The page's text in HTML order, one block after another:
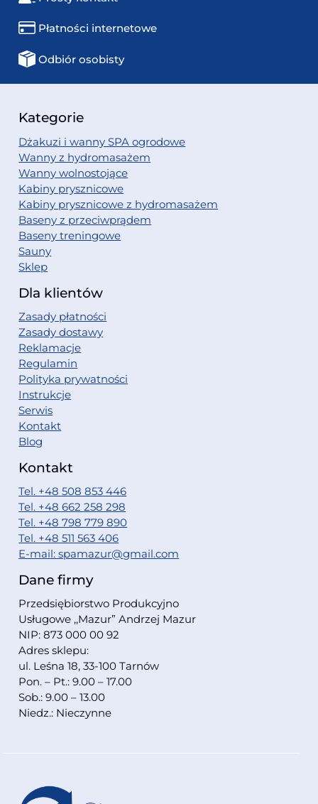
Płatności internetowe
Odbiór osobisty
Kategorie
Dżakuzi i wanny SPA ogrodowe
Wanny z hydromasażem
Wanny wolnostojące
Kabiny prysznicowe
Kabiny prysznicowe z hydromasażem
Baseny z przeciwprądem
Baseny treningowe
Sauny
Sklep
Dla klientów
Zasady płatności
Zasady dostawy
Reklamacje
Regulamin
Polityka prywatności
Instrukcje
Serwis
Kontakt
Blog
Kontakt
Tel. +48 508 853 446
Tel. +48 662 258 298
Tel. +48 798 779 890
Tel. +48 511 563 406
E-mail: spamazur@gmail.com
Dane firmy
Przedsiębiorstwo Produkcyjno
Usługowe ,,Mazur” Andrzej Mazur
NIP: 873 000 00 92
Adres sklepu:
ul. Leśna 18, 33-100 Tarnów
Pon. – Pt.: 9.00 – 17.00
Sob.: 9.00 – 13.00
Niedz.: Nieczynne